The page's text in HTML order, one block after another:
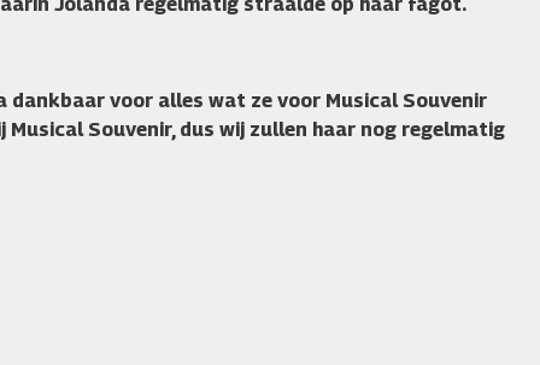
Jolanda regelmatig straalde op haar fagot.
dankbaar voor alles wat ze voor Musical Souvenir
Souvenir, dus wij zullen haar nog regelmatig